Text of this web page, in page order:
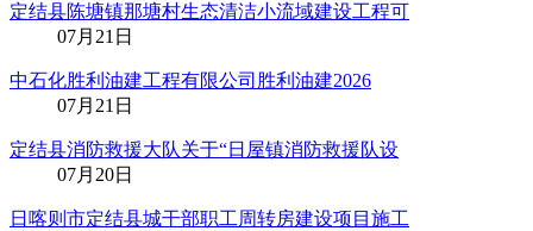
定结县陈塘镇那塘村生态清洁小流域建设工程可
07月21日
中石化胜利油建工程有限公司胜利油建2026
07月21日
定结县消防救援大队关于“日屋镇消防救援队设
07月20日
日喀则市定结县城干部职工周转房建设项目施工